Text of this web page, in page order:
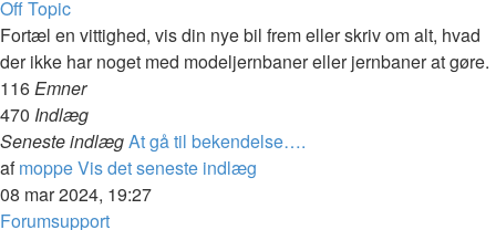
Off Topic
Fortæl en vittighed, vis din nye bil frem eller skriv om alt, hvad
der ikke har noget med modeljernbaner eller jernbaner at gøre.
116Emner
470 Indlæg
Seneste indlægAt gå til bekendelse….
afmoppeVis det seneste indlæg
08 mar 2024, 19:27
Forumsupport